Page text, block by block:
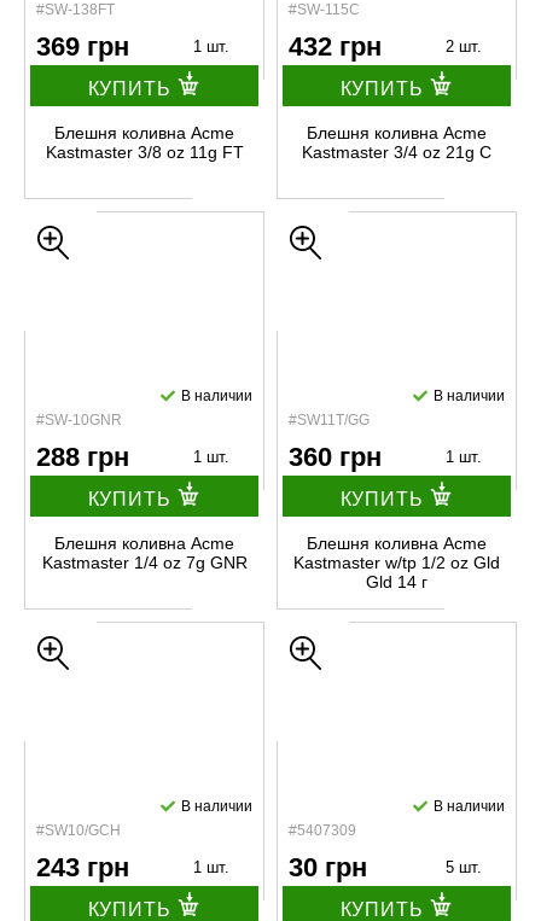
#SW-138FT
369 грн 1 шт.
КУПИТЬ
Блешня коливна Acme
Kastmaster 3/8 oz 11g FT
#SW-115C
432 грн 2 шт.
КУПИТЬ
Блешня коливна Acme
Kastmaster 3/4 oz 21g C
#SW-10GNR
В наличии
288 грн 1 шт.
КУПИТЬ
Блешня коливна Acme
Kastmaster 1/4 oz 7g GNR
#SW11T/GG
В наличии
360 грн 1 шт.
КУПИТЬ
Блешня коливна Acme
Kastmaster w/tp 1/2 oz Gld
Gld 14 г
#SW10/GCH
В наличии
243 грн 1 шт.
КУПИТЬ
#5407309
В наличии
30 грн 5 шт.
КУПИТЬ